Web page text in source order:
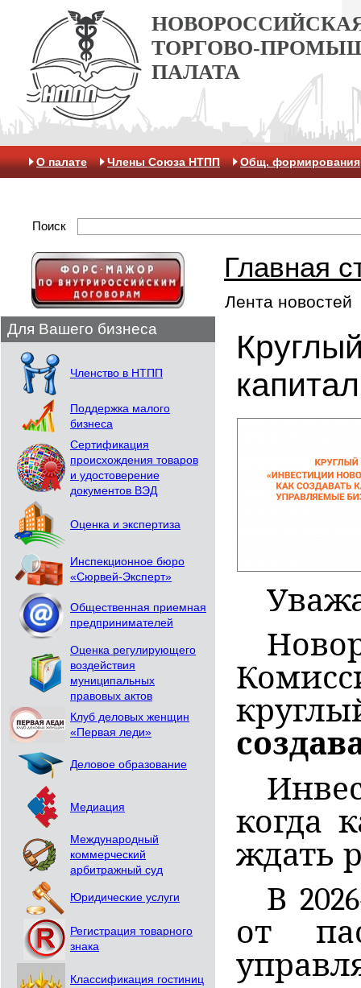
ТОРГОВО-
ПАЛАТА
О палате Члены Союза НТПП Общ. формирования
Поиск
Для Вашего бизнеса
Членство в НТПП
Поддержка малого
бизнеса
Сертификация
происхождения товаров
и удостоверение
документов ВЭД
Оценка и экспертиза
Инспекционное бюро
«Сюрвей-Эксперт»
Общественная приемная
предпринимателей
Оценка регулирующего
воздействия
муниципальных
правовых актов
Клуб деловых женщин
«Первая леди»
Деловое образование
Медиация
Международный
коммерческий
арбитражный суд
Юридические услуги
Регистрация товарного
знака
Классификация гостиниц
Главная
Лента новостей
когда
ждать
В
от